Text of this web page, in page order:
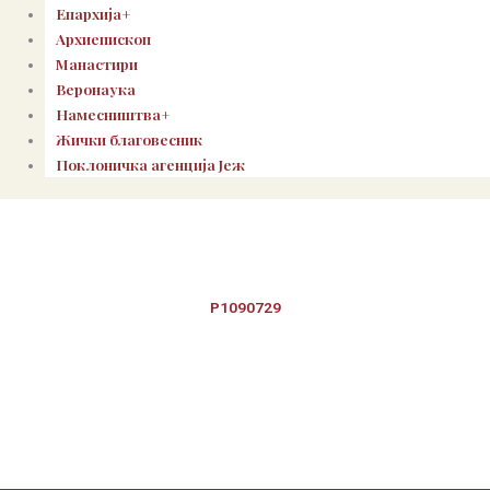
Епархија+
Архиепископ
Манастири
Веронаука
Намесништва+
Жички благовесник
Поклоничка агенција Јеж
P1090729